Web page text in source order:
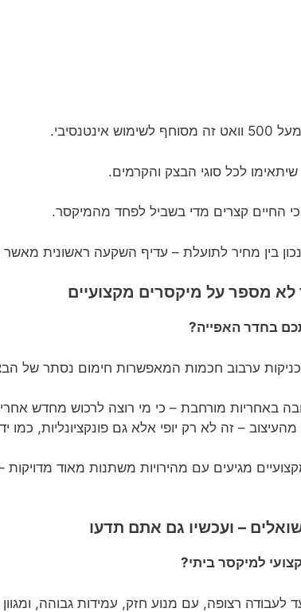
שיתאימו לכל סוגי הבצק והקרמים.
כי החיים קצרים מדי בשביל לפחד מהמיקסר.
בין מחיר לתועלת – עדיף השקעה ראשונית
בחדר האפייה?
ערבוב חכמות המאפשרות חימום נסתר של
באחריות מורחבת – כי מי רוצה לרכוש מחדש
– זה לא רק יופי אלא גם פונקציונליות, כמו
מגיעים עם מהירויות משתנות מאוד מדויקות
– ועכשיו גם אתם תדעו
למיקסר ביתי?
לעבודה רצופה, עם מנוע חזק, עמידות גבוהה,